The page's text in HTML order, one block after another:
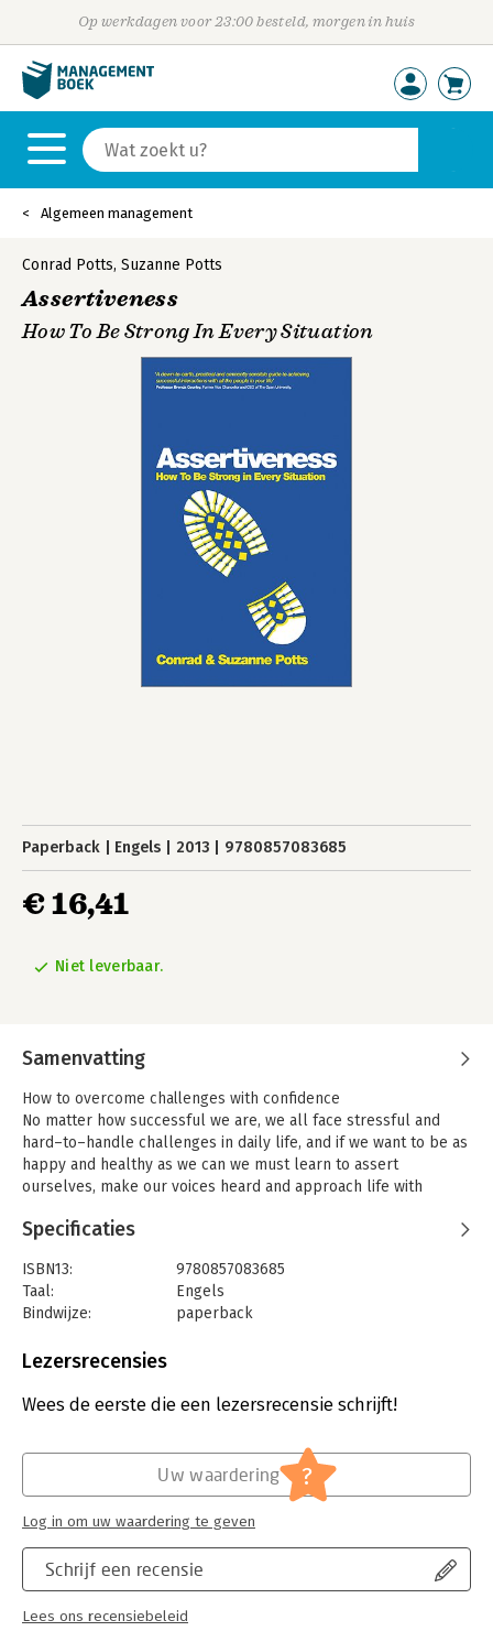
Op werkdagen voor 23:00 besteld, morgen in huis
Algemeen management
Conrad Potts, Suzanne Potts
Assertiveness
How To Be Strong In Every Situation
Paperback Engels 2013 9780857083685
€ 16,41
Niet leverbaar.
Samenvatting
How to overcome challenges with confidence
No matter how successful we are, we all face stressful and
hard–to–handle challenges in daily life, and if we want to be as
happy and healthy as we can we must learn to assert
ourselves, make our voices heard and approach life with
This book is a roadmap to help you navigate your way through
Taking universal scenarios case by case, and packed with
practical tips, this inspiring, down–to–earth book will give you
the tools to build your self–esteem and become happier,
solutions to a range of universal problems
and all areas of life
-Covers topics like dealing with your boss , dealing with
finances , asking for a pay rise , saying no at work
Specificaties
ISBN13:
9780857083685
Taal:
Engels
Bindwijze:
paperback
Uitgever:
Lezersrecensies
Wees de eerste die een lezersrecensie schrijft!
Schrijf een recensie
Lees ons recensiebeleid
Uw waardering ?
Log in om uw waardering te geven